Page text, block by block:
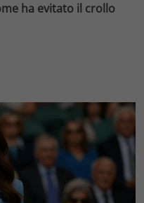
ha evitato il crollo